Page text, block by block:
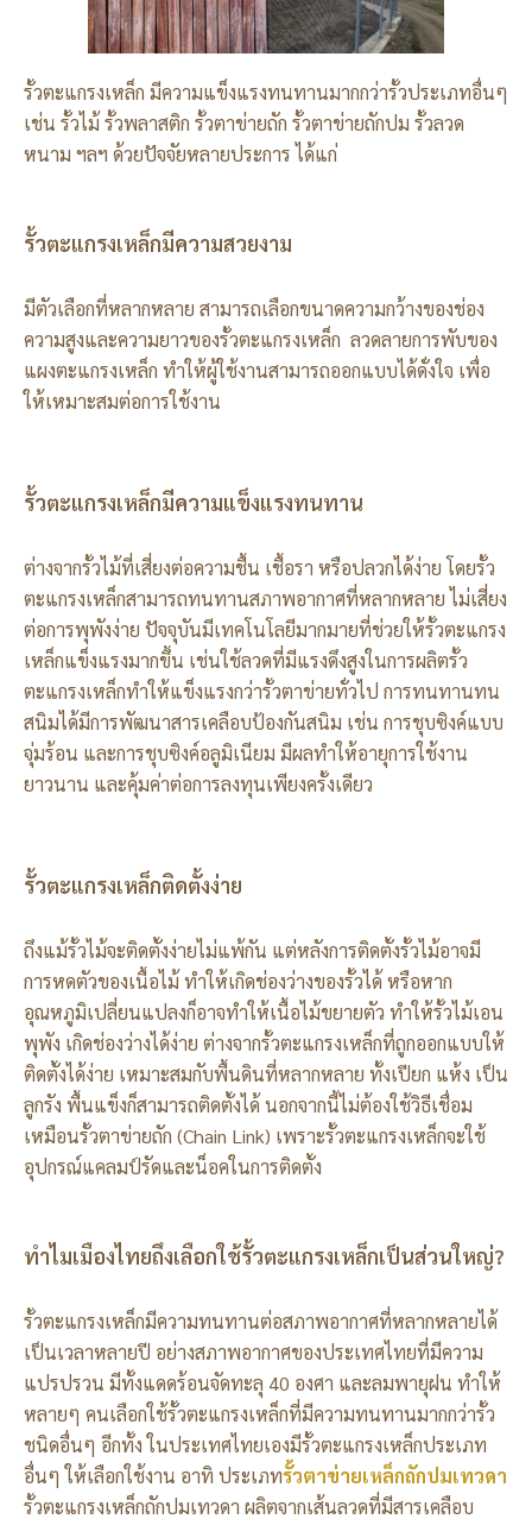
รั้วตะแกรงเหล็ก มีความแข็งแรงทนทานมากกว่ารั้วประเภทอื่นๆ
เช่น รั้วไม้ รั้วพลาสติก รั้วตาข่ายถัก รั้วตาข่ายถักปม รั้วลวด
หนาม ฯลฯ ด้วยปัจจัยหลายประการ ได้แก่
รั้วตะแกรงเหล็กมีความสวยงาม
มีตัวเลือกที่หลากหลาย สามารถเลือกขนาดความกว้างของช่อง
ความสูงและความยาวของรั้วตะแกรงเหล็ก ลวดลายการพับของ
แผงตะแกรงเหล็ก ทำให้ผู้ใช้งานสามารถออกแบบได้ดั่งใจ เพื่อ
ให้เหมาะสมต่อการใช้งาน
รั้วตะแกรงเหล็กมีความแข็งแรงทนทาน
ต่างจากรั้วไม้ที่เสี่ยงต่อความชื้น เชื้อรา หรือปลวกได้ง่าย โดยรั้ว
ตะแกรงเหล็กสามารถทนทานสภาพอากาศที่หลากหลาย ไม่เสี่ยง
ต่อการพุพังง่าย ปัจจุบันมีเทคโนโลยีมากมายที่ช่วยให้รั้วตะแกรง
เหล็กแข็งแรงมากขึ้น เช่นใช้ลวดที่มีแรงดึงสูงในการผลิตรั้ว
ตะแกรงเหล็กทำให้แข็งแรงกว่ารั้วตาข่ายทั่วไป การทนทานทน
สนิมได้มีการพัฒนาสารเคลือบป้องกันสนิม เช่น การชุบซิงค์แบบ
จุ่มร้อน และการชุบซิงค์อลูมิเนียม มีผลทำให้อายุการใช้งาน
ยาวนาน และคุ้มค่าต่อการลงทุนเพียงครั้งเดียว
รั้วตะแกรงเหล็กติดตั้งง่าย
ถึงแม้รั้วไม้จะติดตั้งง่ายไม่แพ้กัน แต่หลังการติดตั้งรั้วไม้อาจมี
การหดตัวของเนื้อไม้ ทำให้เกิดช่องว่างของรั้วได้ หรือหาก
อุณหภูมิเปลี่ยนแปลงก็อาจทำให้เนื้อไม้ขยายตัว ทำให้รั้วไม้เอน
พุพัง เกิดช่องว่างได้ง่าย ต่างจากรั้วตะแกรงเหล็กที่ถูกออกแบบให้
ติดตั้งได้ง่าย เหมาะสมกับพื้นดินที่หลากหลาย ทั้งเปียก แห้ง เป็น
ลูกรัง พื้นแข็งก็สามารถติดตั้งได้ นอกจากนี้ไม่ต้องใช้วิธีเชื่อม
เหมือนรั้วตาข่ายถัก (Chain Link) เพราะรั้วตะแกรงเหล็กจะใช้
อุปกรณ์แคลมป์รัดและน็อคในการติดตั้ง
ทำไมเมืองไทยถึงเลือกใช้รั้วตะแกรงเหล็กเป็นส่วนใหญ่?
รั้วตะแกรงเหล็กมีความทนทานต่อสภาพอากาศที่หลากหลายได้
เป็นเวลาหลายปี อย่างสภาพอากาศของประเทศไทยที่มีความ
แปรปรวน มีทั้งแดดร้อนจัดทะลุ 40 องศา และลมพายุฝน ทำให้
หลายๆ คนเลือกใช้รั้วตะแกรงเหล็กที่มีความทนทานมากกว่ารั้ว
ชนิดอื่นๆ อีกทั้ง ในประเทศไทยเองมีรั้วตะแกรงเหล็กประเภท
อื่นๆ ให้เลือกใช้งาน อาทิ ประเภทรั้วตาข่ายเหล็กถักปมเทวดา
รั้วตะแกรงเหล็กถักปมเทวดา ผลิตจากเส้นลวดที่มีสารเคลือบ